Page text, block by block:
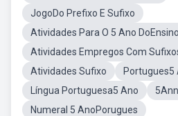
JogoDo Prefixo E Sufixo
Atividades Para O 5 Ano
Atividades Empregos Com
Atividades Sufixo
Portugues5
Língua Portuguesa5 Ano
Numeral 5 AnoPorugues